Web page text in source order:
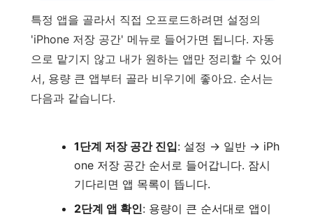
특정 앱을 골라서 직접 오프로드하려면 설정의
'iPhone 저장 공간' 메뉴로 들어가면 됩니다. 자동
으로 맡기지 않고 내가 원하는 앱만 정리할 수 있어
서, 용량 큰 앱부터 골라 비우기에 좋아요. 순서는
다음과 같습니다.
1단계 저장 공간 진입: 설정 → 일반 → iPh
one 저장 공간 순서로 들어갑니다. 잠시
기다리면 앱 목록이 뜹니다.
2단계 앱 확인: 용량이 큰 순서대로 앱이